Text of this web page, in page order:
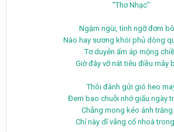
"Thơ Nhạc"
Ngậm ngùi, tình ngỡ đơm
Nào hay sương khói phủ dòng
Tơ duyên ấm áp mộng
Giờ đây vỡ nát tiêu điều mây
Thôi đành gửi gió heo
Đem bao chuỗi nhớ giấu ngày
Chẳng mong kéo ánh
Chỉ này dĩ vãng cố nhoà